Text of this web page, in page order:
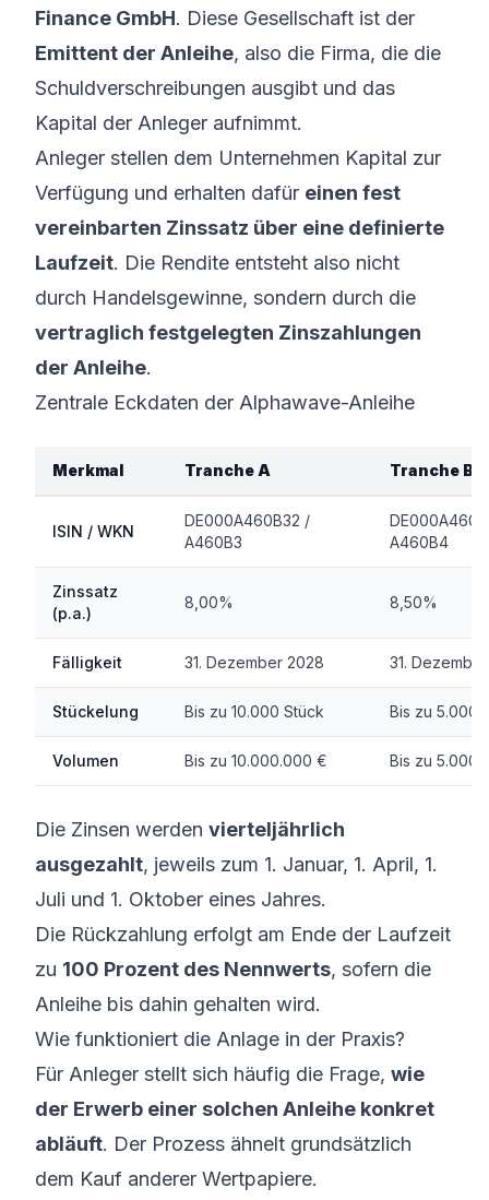
Finance GmbH. Diese Gesellschaft ist der
Emittent der Anleihe, also die Firma, die die
Schuldverschreibungen ausgibt und das
Kapital der Anleger aufnimmt.
Anleger stellen dem Unternehmen Kapital zur
Verfügung und erhalten dafür einen fest
vereinbarten Zinssatz über eine definierte
Laufzeit. Die Rendite entsteht also nicht
durch Handelsgewinne, sondern durch die
vertraglich festgelegten Zinszahlungen
der Anleihe.
Zentrale Eckdaten der Alphawave-Anleihe
Merkmal Tranche A Tranche B
ISIN / WKN
DE000A460B32 /
A460B3
A460B4
Zinssatz
(p.a.)
8,00% 8,50%
Fälligkeit 31. Dezember 2028 31.
Stückelung Bis zu 10.000 Stück Bis zu 5.000
Volumen Bis zu 10.000.000 € Bis zu
Die Zinsen werden vierteljährlich
ausgezahlt, jeweils zum 1. Januar, 1. April, 1.
Juli und 1. Oktober eines Jahres.
Die Rückzahlung erfolgt am Ende der Laufzeit
zu 100 Prozent des Nennwerts, sofern die
Anleihe bis dahin gehalten wird.
Wie funktioniert die Anlage in der Praxis?
Für Anleger stellt sich häufig die Frage, wie
der Erwerb einer solchen Anleihe konkret
abläuft. Der Prozess ähnelt grundsätzlich
dem Kauf anderer Wertpapiere.